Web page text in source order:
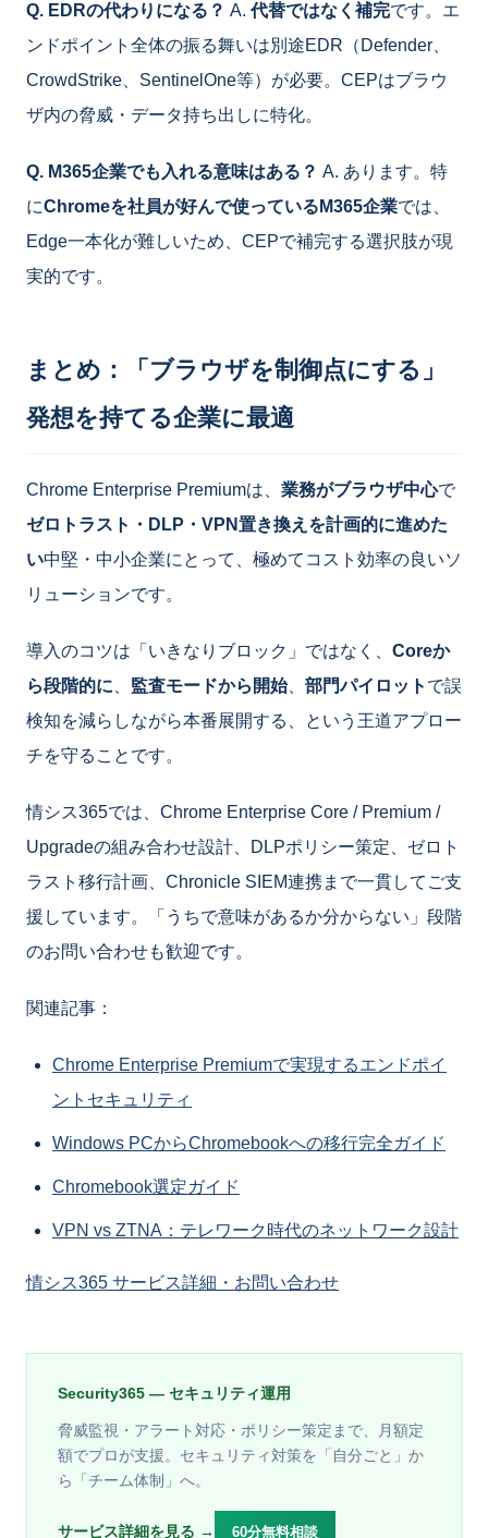
Q. EDRの代わりになる？ A. 代替ではなく補完です。エ
ンドポイント全体の振る舞いは別途EDR（Defender、
CrowdStrike、SentinelOne等）が必要。CEPはブラウ
ザ内の脅威・データ持ち出しに特化。
Q. M365企業でも入れる意味はある？ A. あります。特
にChromeを社員が好んで使っているM365企業では、
Edge一本化が難しいため、CEPで補完する選択肢が現
実的です。
まとめ：「ブラウザを制御点にする」
発想を持てる企業に最適
Chrome Enterprise Premiumは、 業務がブラウザ中心で
ゼロトラスト・DLP・VPN置き換えを計画的に進めた
い中堅・中小企業にとって、極めてコスト効率の良いソ
リューションです。
導入のコツは「いきなりブロック」ではなく、 Coreか
ら段階的に
監査モードから開始、 部門パイロット で誤
検知を減らしながら本番展開する、という王道アプロー
チを守ることです。
情シス365では、Chrome Enterprise Core / Premium /
Upgradeの組み合わせ設計、DLPポリシー策定、ゼロト
ラスト移行計画、Chronicle SIEM連携まで一貫してご支
援しています。「うちで意味があるか分からない」段階
のお問い合わせも歓迎です。
関連記事：
Chrome Enterprise Premiumで実現するエンドポイ
ントセキュリティ
Windows PCからChromebookへの移行完全ガイド
Chromebook選定ガイド
VPN vs ZTNA：テレワーク時代のネットワーク設計
情シス365 サービス詳細・お問い合わせ
Security365 — セキュリティ運用
脅威監視・アラート対応・ポリシー策定まで、月額定
額でプロが支援。セキュリティ対策を「自分ごと」か
ら「チーム体制」へ。
サービス詳細を見る → 60分無料相談